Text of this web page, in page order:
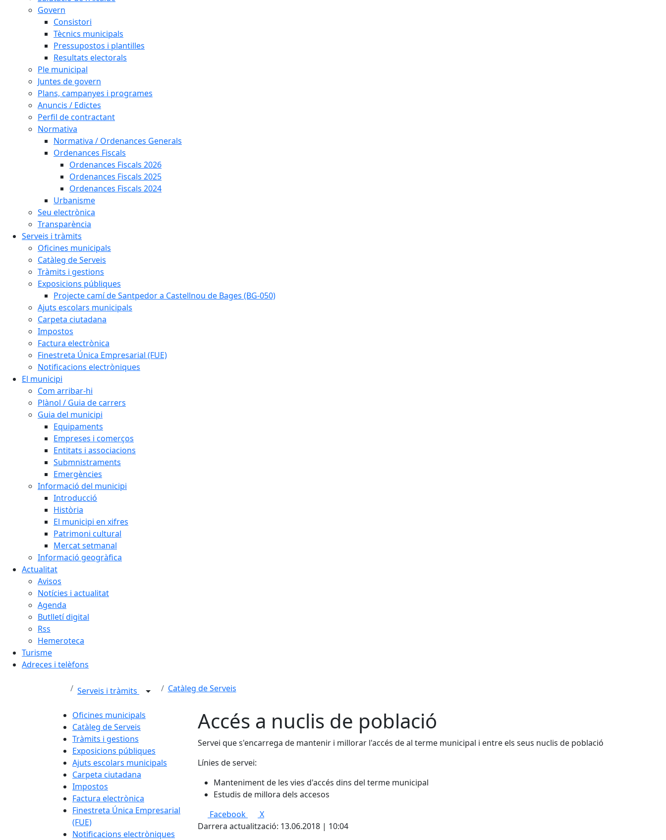
Govern
Consistori
Tècnics municipals
Pressupostos i plantilles
Resultats electorals
Ple municipal
Juntes de govern
Plans, campanyes i programes
Anuncis / Edictes
Perfil de contractant
Normativa
Normativa / Ordenances Generals
Ordenances Fiscals
Ordenances Fiscals 2026
Ordenances Fiscals 2025
Ordenances Fiscals 2024
Urbanisme
Seu electrònica
Transparència
Serveis i tràmits
Oficines municipals
Catàleg de Serveis
Tràmits i gestions
Exposicions públiques
Projecte camí de Santpedor a Castellnou de Bages (BG-050)
Ajuts escolars municipals
Carpeta ciutadana
Impostos
Factura electrònica
Finestreta Única Empresarial (FUE)
Notificacions electròniques
El municipi
Com arribar-hi
Plànol / Guia de carrers
Guia del municipi
Equipaments
Empreses i comerços
Entitats i associacions
Submnistraments
Emergències
Informació del municipi
Introducció
Història
El municipi en xifres
Patrimoni cultural
Mercat setmanal
Informació geogràfica
Actualitat
Avisos
Notícies i actualitat
Agenda
Butlletí digital
Rss
Hemeroteca
Turisme
Adreces i telèfons
Serveis i tràmits Catàleg de Serveis
Oficines municipals
Catàleg de Serveis
Tràmits i gestions
Exposicions públiques
Ajuts escolars municipals
Carpeta ciutadana
Impostos
Factura electrònica
Finestreta Única Empresarial
(FUE)
Notificacions electròniques
Accés a nuclis de població
Servei que s'encarrega de mantenir i millorar l'accés de al terme municipal i entre els seus nuclis de població
Línies de servei:
Manteniment de les vies d'accés dins del terme municipal
Estudis de millora dels accesos
Facebook
X
Darrera actualització: 13.06.2018 | 10:04